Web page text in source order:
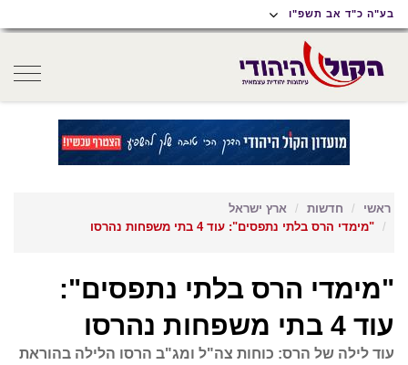
תפריט
נגישות
תפריט
ראשי
תוכן
ראשי
בע"ה כ"ד אב תשפ"ו
ראשי חדשות
ארץ ישראל
"מימדי הרס בלתי נתפסים": עוד 4 בתי משפחות נהרסו
"מימדי הרס בלתי נתפסים":
עוד 4 בתי משפחות נהרסו
עוד לילה של הרס: כוחות צה"ל ומג"ב הרסו הלילה בהוראת